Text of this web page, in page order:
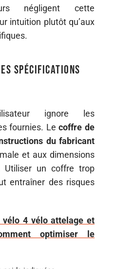
négligent cette
intuition plutôt qu’aux
spécifications
ignore les
fournies. Lecoffre de
du fabricant
et aux dimensions
Utiliser un coffre trop
entraîner des risques
vélo 4 vélo attelage et
optimiser le